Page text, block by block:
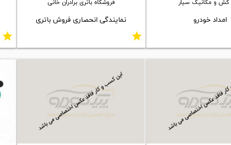
و مکانیک سیار
امداد خودرو
فروشگاه باتری برادران خانی
نمایندگی انحصاری فروش باتری
star
star